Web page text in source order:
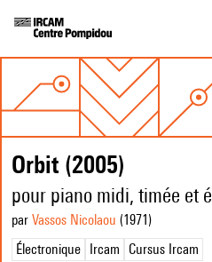
Orbit (2005)
pour piano midi, timée et
par Vassos Nicolaou (1971 )
Électronique
Ircam Cursus Ircam